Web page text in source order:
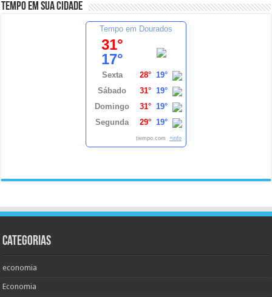
Tempo em sua cidade
Tempo em Dourados
31°
17°
Sexta 28° 19°
Sábado
31° 19°
Domingo
31° 19°
Segunda
29° 19°
tiempo.com +info
Categorias
economia
Economia